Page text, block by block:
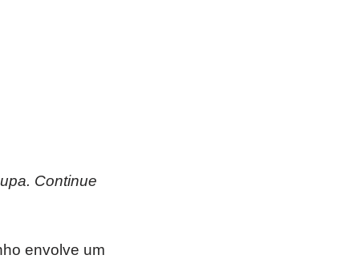
Continue
envolve um